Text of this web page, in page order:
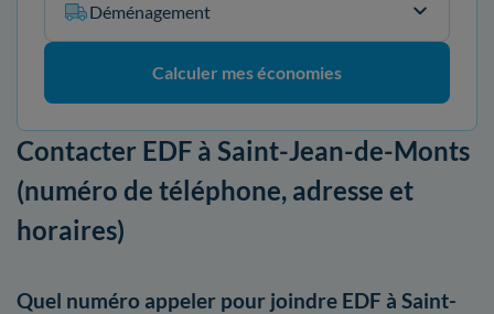
Déménagement
Calculer mes économies
Contacter EDF à Saint-Jean-de-Monts
(numéro de téléphone, adresse et
horaires)
Quel numéro appeler pour joindre EDF à Saint-